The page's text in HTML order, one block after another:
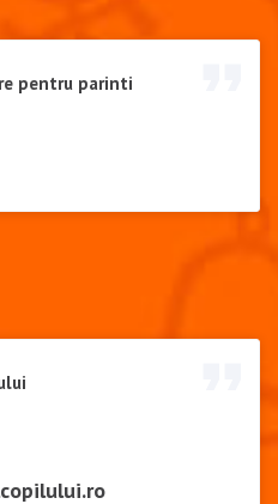
pentru parinti